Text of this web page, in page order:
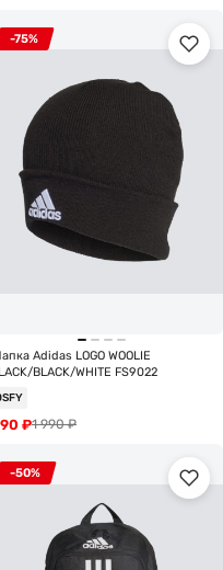
-75%
Adidas LOGO WOOLIE
BLACK/WHITE FS9022
1 990₽
₽
-50%